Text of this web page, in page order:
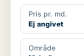
Pris pr. md.
Ej angivet
Område